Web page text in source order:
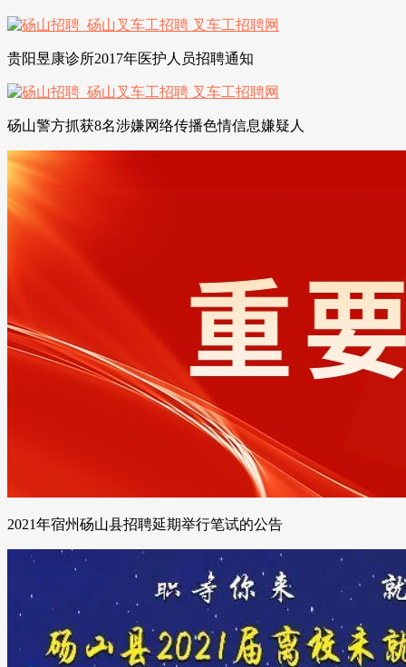
贵阳昱康诊所2017年医护人员招聘通知
砀山警方抓获8名涉嫌网络传播色情信息嫌疑人
2021年宿州砀山县招聘延期举行笔试的公告